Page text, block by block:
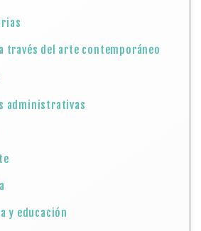
través del arte contemporáneo
administrativas
y educación